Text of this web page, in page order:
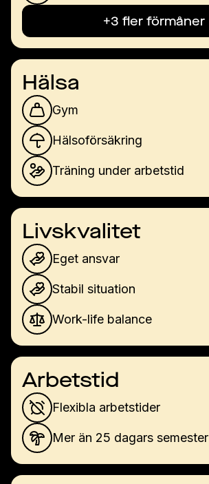
+3 fler förmåner
Hälsa
Gym
Hälsoförsäkring
Träning under arbetstid
Livskvalitet
Eget ansvar
Stabil situation
Work-life balance
Arbetstid
Flexibla arbetstider
Mer än 25 dagars semester